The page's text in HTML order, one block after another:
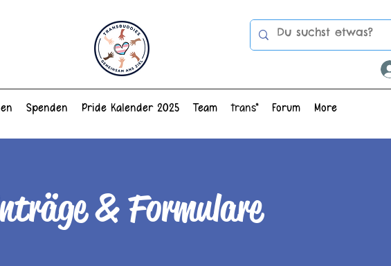
Spenden Pride Kalender 2025 Team trans* Forum More
& Formulare